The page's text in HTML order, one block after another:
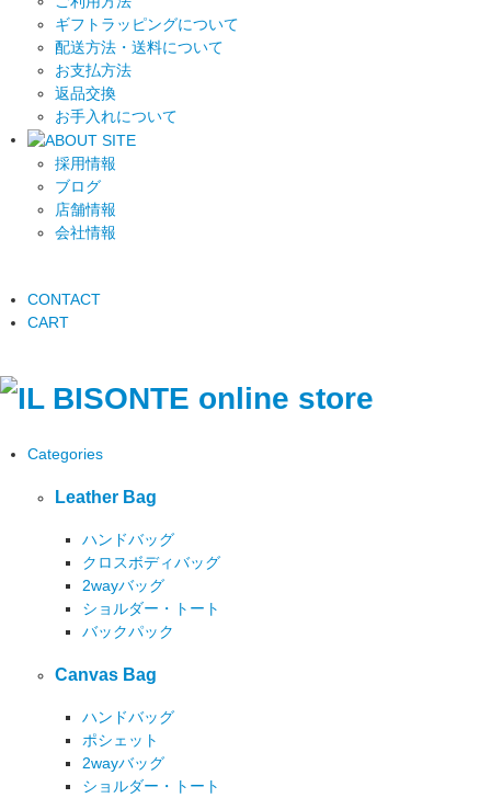
ギフトラッピングについて
配送方法・送料について
お支払方法
返品交換
お手入れについて
採用情報
ブログ
店舗情報
会社情報
CONTACT
CART
Categories
Leather Bag
ハンドバッグ
クロスボディバッグ
2wayバッグ
ショルダー・トート
バックパック
Canvas Bag
ハンドバッグ
ポシェット
2wayバッグ
ショルダー・トート